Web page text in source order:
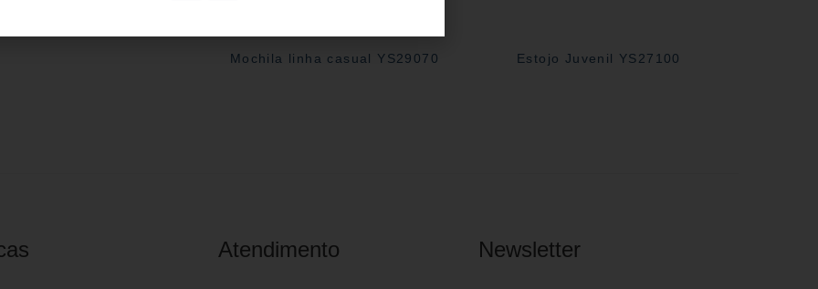
Mochila linha casual YS29070 Estojo Juvenil YS27100
Atendimento Newsletter